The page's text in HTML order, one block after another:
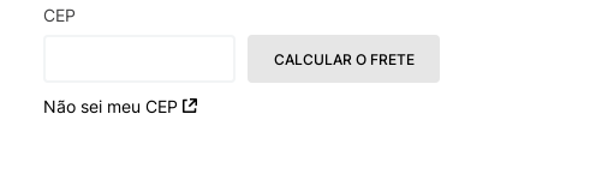
CEP
Não sei meu CEP
CALCULAR O FRETE